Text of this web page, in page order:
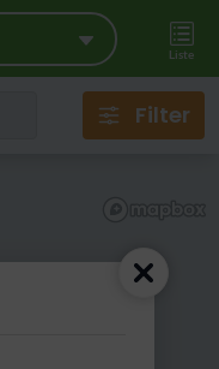
Liste
Filter